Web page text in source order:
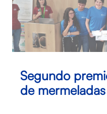
Segundo
de